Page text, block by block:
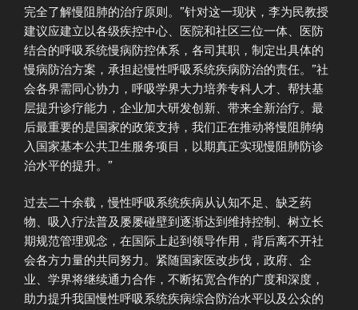
完全了解慢阻肺的治疗原则。”针对这一现状，李为民教授
建议应建立以各级疾控中心、医院和社区三位一体、医防
结合的呼吸系统慢病防控体系，各司其职，制定出具体的
慢病防治方案，承担起慢性呼吸系统疾病防治的责任。”社
会各界需同心协力，呼吸学界大力培养专科人才、帮扶基
层提升诊疗能力，企业加大研发创新、带来全新治疗。最
后最重要的是国家的政策支持，我们正在推动将慢阻肺纳
入国家基本公共卫生服务项目，以期真正实现慢阻肺防诊
治水平的提升。”
过去二十余载，慢性呼吸系统疾病从认知不足、缺乏药
物、吸入疗法普及屡屡碰壁到逐渐达到维持控制、树立长
期规范管理观念，在国际上起到领导作用，背后离不开社
会各方力量的共同努力。紧随国家医改步伐，政府、企
业、学界将继续通力合作，不断拓宽合作的广度和深度，
助力提升我国慢性呼吸系统疾病综合防治水平以及公众的